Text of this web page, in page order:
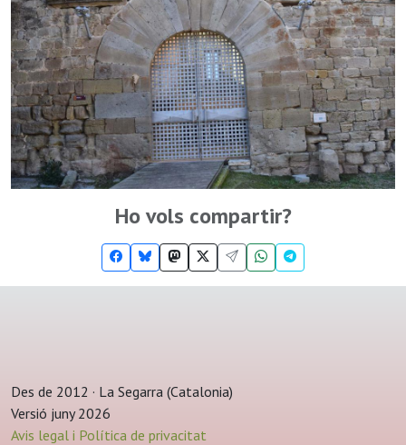
Ho vols compartir?
Des de 2012 · La Segarra (Catalonia)
Versió juny 2026
Avis legal i Política de privacitat